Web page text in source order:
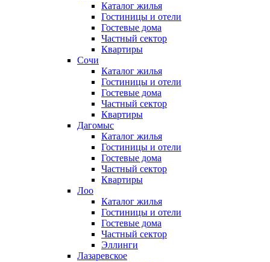
Каталог жилья
Гостиницы и отели
Гостевые дома
Частный сектор
Квартиры
Сочи
Каталог жилья
Гостиницы и отели
Гостевые дома
Частный сектор
Квартиры
Дагомыс
Каталог жилья
Гостиницы и отели
Гостевые дома
Частный сектор
Квартиры
Лоо
Каталог жилья
Гостиницы и отели
Гостевые дома
Частный сектор
Эллинги
Лазаревское